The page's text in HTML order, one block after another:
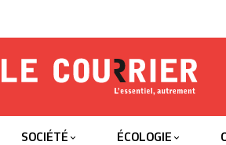
Le Courrier
SOCIÉTÉ ÉCOLOGIE